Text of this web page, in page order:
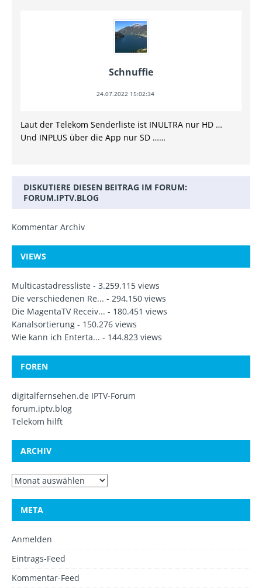
Schnuffie
24.07.2022 15:02:34
Laut der Telekom Senderliste ist INULTRA nur HD …
Und INPLUS über die App nur SD ……
DISKUTIERE DIESEN BEITRAG IM FORUM:
FORUM.IPTV.BLOG
Kommentar Archiv
VIEWS
Multicastadressliste - 3.259.115 views
Die verschiedenen Re... - 294.150 views
Die MagentaTV Receiv... - 180.451 views
Kanalsortierung - 150.276 views
Wie kann ich Enterta... - 144.823 views
FOREN
digitalfernsehen.de IPTV-Forum
forum.iptv.blog
Telekom hilft
ARCHIV
META
Anmelden
Eintrags-Feed
Kommentar-Feed